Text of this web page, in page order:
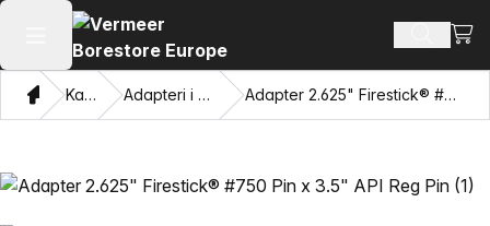
Otvaranje glavnog izbornika Pretraži
Dom Katalog Adapteri i privlačne oči Adapter 2.625" Firestick® #750 Pin x 3.5" API Reg Pin